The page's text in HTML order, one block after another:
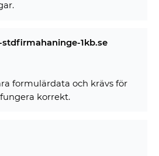
1kb.se
formulärdata och krävs för
korrekt.